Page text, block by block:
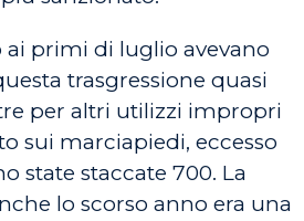
ai primi di luglio avevano
trasgressione quasi
per altri utilizzi impropri
sui marciapiedi, eccesso
state staccate 700. La
lo scorso anno era una